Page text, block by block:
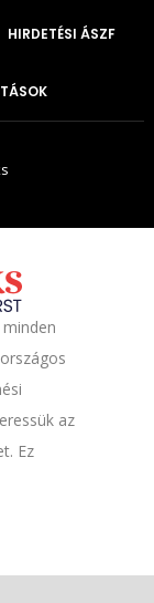
HIRDETÉSI ÁSZF
az
Ez